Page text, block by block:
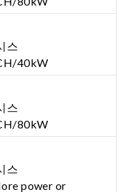
스
40kW
스
80kW
스
power or